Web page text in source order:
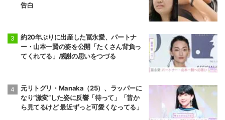
告白
約20年ぶりに出産した冨永愛、パートナ
ー・山本一賢の姿を公開「たくさん背負っ
てくれてる」感謝の思いをつづる
元リトグリ・Manaka（25）、ラッパーに
なり“激変”した姿に反響「待って」「昔か
ら見てるけど 最近ずっと可愛くなってる」